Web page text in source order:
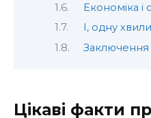
Економіка і
І, одну
Заключення
Цікаві факти